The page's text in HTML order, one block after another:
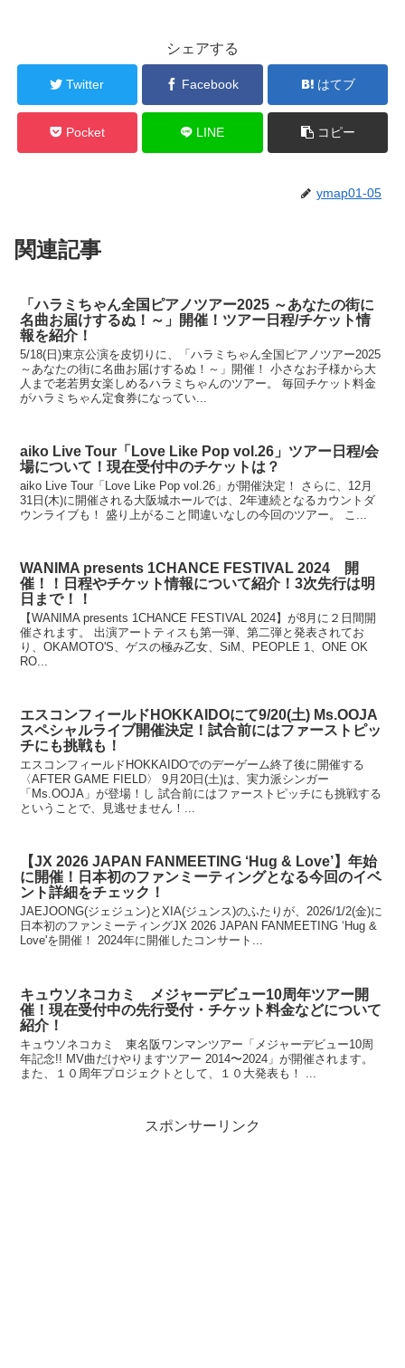
シェアする
Twitter Facebook はてブ
Pocket LINE コピー
ymap01-05
関連記事
「ハラミちゃん全国ピアノツアー2025 ～あなたの街に
名曲お届けするぬ！～」開催！ツアー日程/チケット情
報を紹介！
5/18(日)東京公演を皮切りに、「ハラミちゃん全国ピアノツアー2025
～あなたの街に名曲お届けするぬ！～」開催！ 小さなお子様から大
人まで老若男女楽しめるハラミちゃんのツアー。 毎回チケット料金
がハラミちゃん定食券になってい...
aiko Live Tour「Love Like Pop vol.26」ツアー日程/会
場について！現在受付中のチケットは？
aiko Live Tour「Love Like Pop vol.26」が開催決定！ さらに、12月
31日(木)に開催される大阪城ホールでは、2年連続となるカウントダ
ウンライブも！ 盛り上がること間違いなしの今回のツアー。 こ...
WANIMA presents 1CHANCE FESTIVAL 2024 開
催！！日程やチケット情報について紹介！3次先行は明
日まで！！
【WANIMA presents 1CHANCE FESTIVAL 2024】が8月に２日間開
催されます。 出演アートティスも第一弾、第二弾と発表されてお
り、OKAMOTO'S、ゲスの極み乙女、SiM、PEOPLE 1、ONE OK
RO...
エスコンフィールドHOKKAIDOにて9/20(土) Ms.OOJA
スペシャルライブ開催決定！試合前にはファーストピッ
チにも挑戦も！
エスコンフィールドHOKKAIDOでのデーゲーム終了後に開催する
〈AFTER GAME FIELD〉 9月20日(土)は、実力派シンガー
「Ms.OOJA」が登場！し 試合前にはファーストピッチにも挑戦する
ということで、見逃せません！...
【JX 2026 JAPAN FANMEETING ‘Hug & Love’】年始
に開催！日本初のファンミーティングとなる今回のイベ
ント詳細をチェック！
JAEJOONG(ジェジュン)とXIA(ジュンス)のふたりが、2026/1/2(金)に
日本初のファンミーティングJX 2026 JAPAN FANMEETING ‘Hug &
Love'を開催！ 2024年に開催したコンサート...
キュウソネコカミ メジャーデビュー10周年ツアー開
催！現在受付中の先行受付・チケット料金などについて
紹介！
キュウソネコカミ 東名阪ワンマンツアー「メジャーデビュー10周
年記念!! MV曲だけやりますツアー 2014〜2024」が開催されます。
また、１０周年プロジェクトとして、１０大発表も！ ...
スポンサーリンク